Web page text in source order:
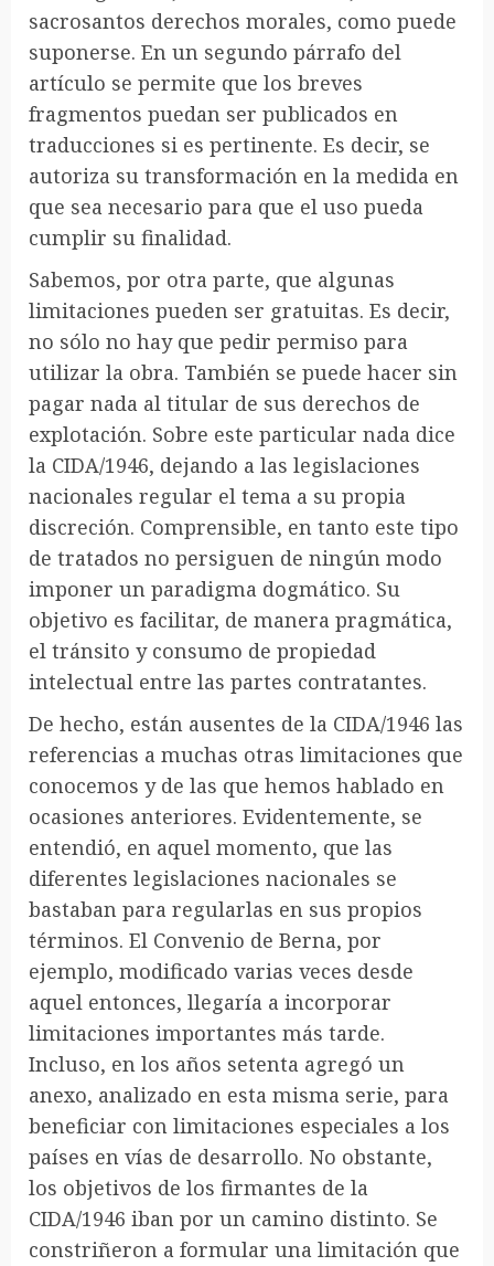
sacrosantos derechos morales, como puede
suponerse. En un segundo párrafo del
artículo se permite que los breves
fragmentos puedan ser publicados en
traducciones si es pertinente. Es decir, se
autoriza su transformación en la medida en
que sea necesario para que el uso pueda
cumplir su finalidad.
Sabemos, por otra parte, que algunas
limitaciones pueden ser gratuitas. Es decir,
no sólo no hay que pedir permiso para
utilizar la obra. También se puede hacer sin
pagar nada al titular de sus derechos de
explotación. Sobre este particular nada dice
la CIDA/1946, dejando a las legislaciones
nacionales regular el tema a su propia
discreción. Comprensible, en tanto este tipo
de tratados no persiguen de ningún modo
imponer un paradigma dogmático. Su
objetivo es facilitar, de manera pragmática,
el tránsito y consumo de propiedad
intelectual entre las partes contratantes.
De hecho, están ausentes de la CIDA/1946 las
referencias a muchas otras limitaciones que
conocemos y de las que hemos hablado en
ocasiones anteriores. Evidentemente, se
entendió, en aquel momento, que las
diferentes legislaciones nacionales se
bastaban para regularlas en sus propios
términos. El Convenio de Berna, por
ejemplo, modificado varias veces desde
aquel entonces, llegaría a incorporar
limitaciones importantes más tarde.
Incluso, en los años setenta agregó un
anexo, analizado en esta misma serie, para
beneficiar con limitaciones especiales a los
países en vías de desarrollo. No obstante,
los objetivos de los firmantes de la
CIDA/1946 iban por un camino distinto. Se
constriñeron a formular una limitación que